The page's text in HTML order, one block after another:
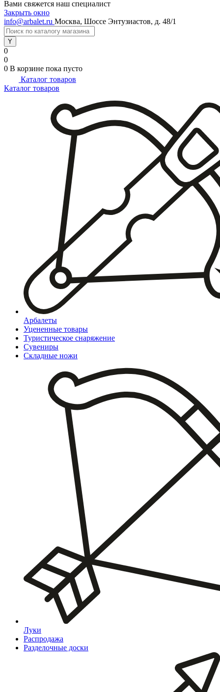
Вами свяжется наш специалист
Закрыть окно
info@arbalet.ru Москва, Шоссе Энтузиастов, д. 48/1
0
0
0 В корзине пока пусто
Каталог товаров
Каталог товаров
Арбалеты
Уцененные товары
Туристическое снаряжение
Сувениры
Складные ножи
Луки
Распродажа
Разделочные доски